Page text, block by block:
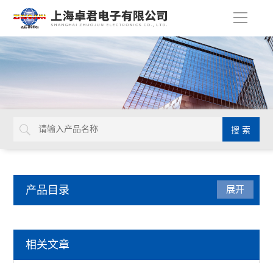
导
产品目录
表面抵抗计
展开
相关文章